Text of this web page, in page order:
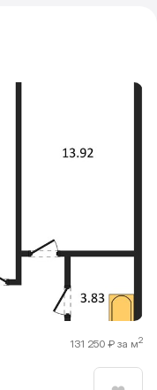
131 250 ₽ за м2